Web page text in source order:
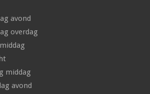
avond
overdag
middag
avond